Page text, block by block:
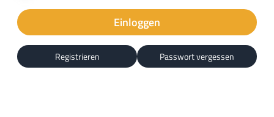
Einloggen
Registrieren Passwort vergessen